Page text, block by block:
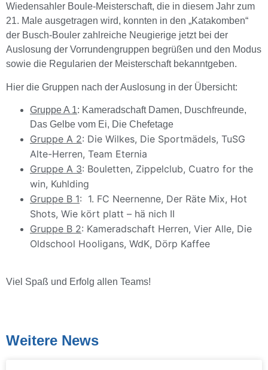
Wiedensahler Boule-Meisterschaft, die in diesem Jahr zum
21. Male ausgetragen wird, konnten in den „Katakomben“
der Busch-Bouler zahlreiche Neugierige jetzt bei der
Auslosung der Vorrundengruppen begrüßen und den Modus
sowie die Regularien der Meisterschaft bekanntgeben.
Hier die Gruppen nach der Auslosung in der Übersicht:
Gruppe A 1: Kameradschaft Damen, Duschfreunde,
Das Gelbe vom Ei, Die Chefetage
Gruppe A 2: Die Wilkes, Die Sportmädels, TuSG
Alte-Herren, Team Eternia
Gruppe A 3: Bouletten, Zippelclub, Cuatro for the
win, Kuhlding
Gruppe B 1: 1. FC Neernenne, Der Räte Mix, Hot
Shots, Wie kört platt – hä nich II
Gruppe B 2: Kameradschaft Herren, Vier Alle, Die
Oldschool Hooligans, WdK, Dörp Kaffee
Viel Spaß und Erfolg allen Teams!
Weitere News